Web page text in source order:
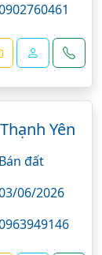
Yên
Bán đất
06/2026